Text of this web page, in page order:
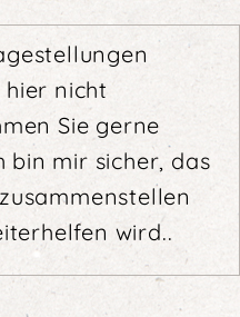
hier nicht
Sie gerne
bin mir sicher, das
wird..